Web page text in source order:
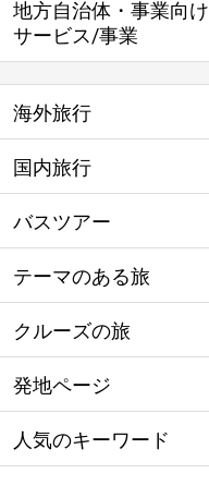
地方自治体・事業向け
サービス/事業
海外旅行
国内旅行
バスツアー
テーマのある旅
クルーズの旅
発地ページ
人気のキーワード